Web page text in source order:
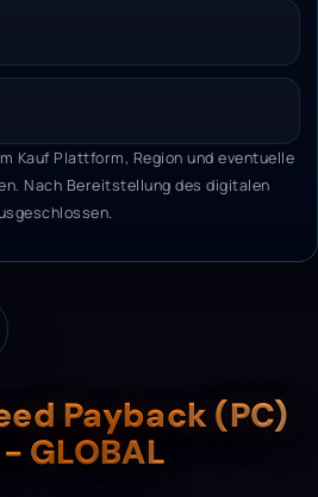
Kauf Plattform, Region und eventuelle
Nach Bereitstellung des digitalen
​​Payback (PC)
GLOBAL